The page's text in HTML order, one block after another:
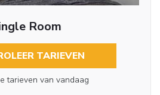
Room
TARIEVEN
tarieven van vandaag